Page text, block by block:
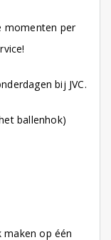
momenten per
bij JVC.
ballenhok)
12)
op één